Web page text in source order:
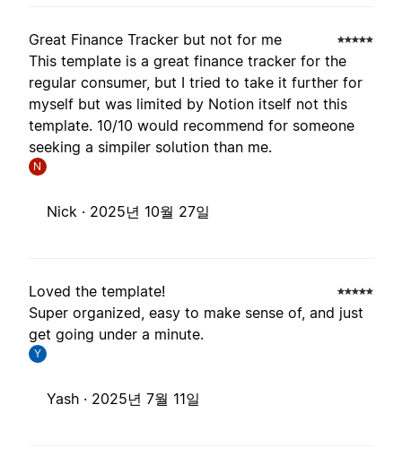
Great Finance Tracker but not for me
This template is a great finance tracker for the
regular consumer, but I tried to take it further for
myself but was limited by Notion itself not this
template. 10/10 would recommend for someone
seeking a simpiler solution than me.
N
Nick · 2025년 10월 27일
Loved the template!
Super organized, easy to make sense of, and just
get going under a minute.
Y
Yash · 2025년 7월 11일